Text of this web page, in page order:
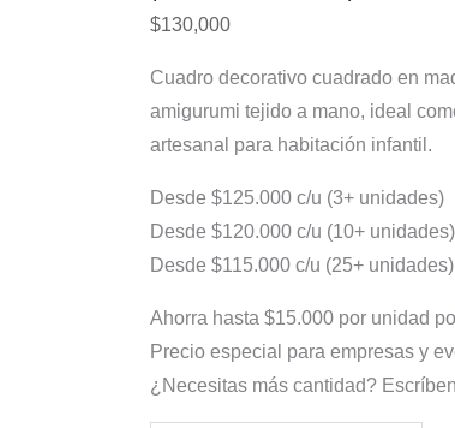
$130,000
Cuadro decorativo cuadrado en
amigurumi tejido a mano, ideal
artesanal para habitación infantil.
Desde $125.000 c/u (3+ unidades)
Desde $120.000 c/u (10+ unidades)
Desde $115.000 c/u (25+ unidades)
Ahorra hasta $15.000 por unidad
Precio especial para empresas y
¿Necesitas más cantidad?